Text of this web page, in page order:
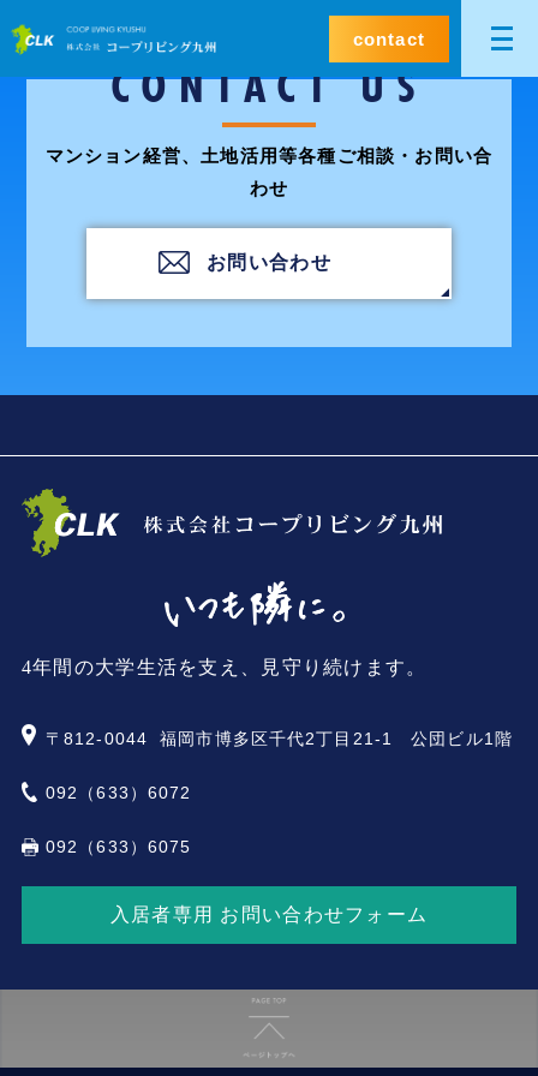
contact
CONTACT US
マンション経営、土地活用等各種ご相談・お問い合
わせ
お問い合わせ
4年間の大学生活を支え、見守り続けます。
〒812-0044 福岡市博多区千代2丁目21-1 公団ビル1階
092（633）6072
092（633）6075
入居者専用 お問い合わせフォーム